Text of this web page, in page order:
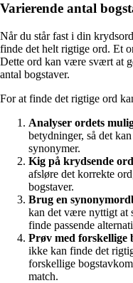
Varierende antal
Når du står fast i din
finde det helt rigtige ord. Et
Dette ord kan være svært at
antal bogstaver.
For at finde det rigtige ord
Analyser ordets
betydninger, så det
synonymer.
Kig på krydsende
afsløre det korrekte
bogstaver.
Brug en
kan det være nyttigt at
finde passende
Prøv med forskellige
ikke kan finde det
forskellige
match.